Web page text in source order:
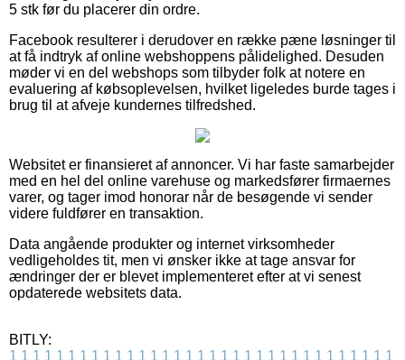
5 stk før du placerer din ordre.
Facebook resulterer i derudover en række pæne løsninger til
at få indtryk af online webshoppens pålidelighed. Desuden
møder vi en del webshops som tilbyder folk at notere en
evaluering af købsoplevelsen, hvilket ligeledes burde tages i
brug til at afveje kundernes tilfredshed.
Websitet er finansieret af annoncer. Vi har faste samarbejder
med en hel del online varehuse og markedsfører firmaernes
varer, og tager imod honorar når de besøgende vi sender
videre fuldfører en transaktion.
Data angående produkter og internet virksomheder
vedligeholdes tit, men vi ønsker ikke at tage ansvar for
ændringer der er blevet implementeret efter at vi senest
opdaterede websitets data.
BITLY:
1 1 1 1 1 1 1 1 1 1 1 1 1 1 1 1 1 1 1 1 1 1 1 1 1 1 1 1 1 1 1 1 1